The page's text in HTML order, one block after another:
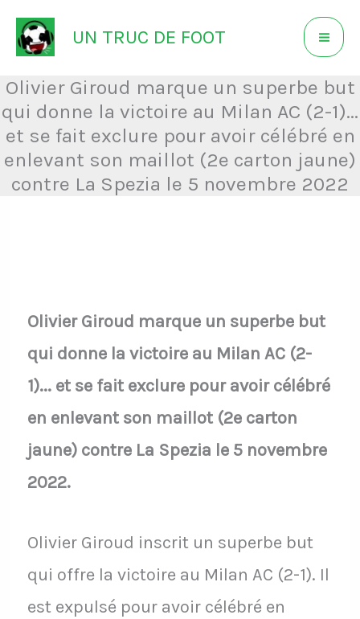
Aller
au
contenu
UN TRUC DE FOOT
Olivier Giroud marque un superbe but
qui donne la victoire au Milan AC (2-1)...
et se fait exclure pour avoir célébré en
enlevant son maillot (2e carton jaune)
contre La Spezia le 5 novembre 2022
Olivier Giroud marque un superbe but
qui donne la victoire au Milan AC (2-
1)... et se fait exclure pour avoir célébré
en enlevant son maillot (2e carton
jaune) contre La Spezia le 5 novembre
2022.
Olivier Giroud inscrit un superbe but
qui offre la victoire au Milan AC (2-1). Il
est expulsé pour avoir célébré en